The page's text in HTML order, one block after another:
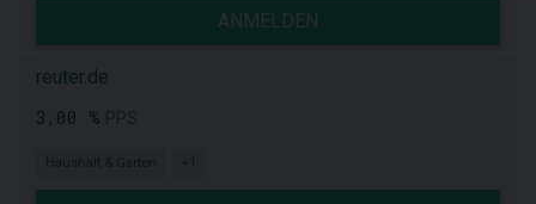
ANMELDEN
reuter.de
3,00 %
Haushalt & Garten +1